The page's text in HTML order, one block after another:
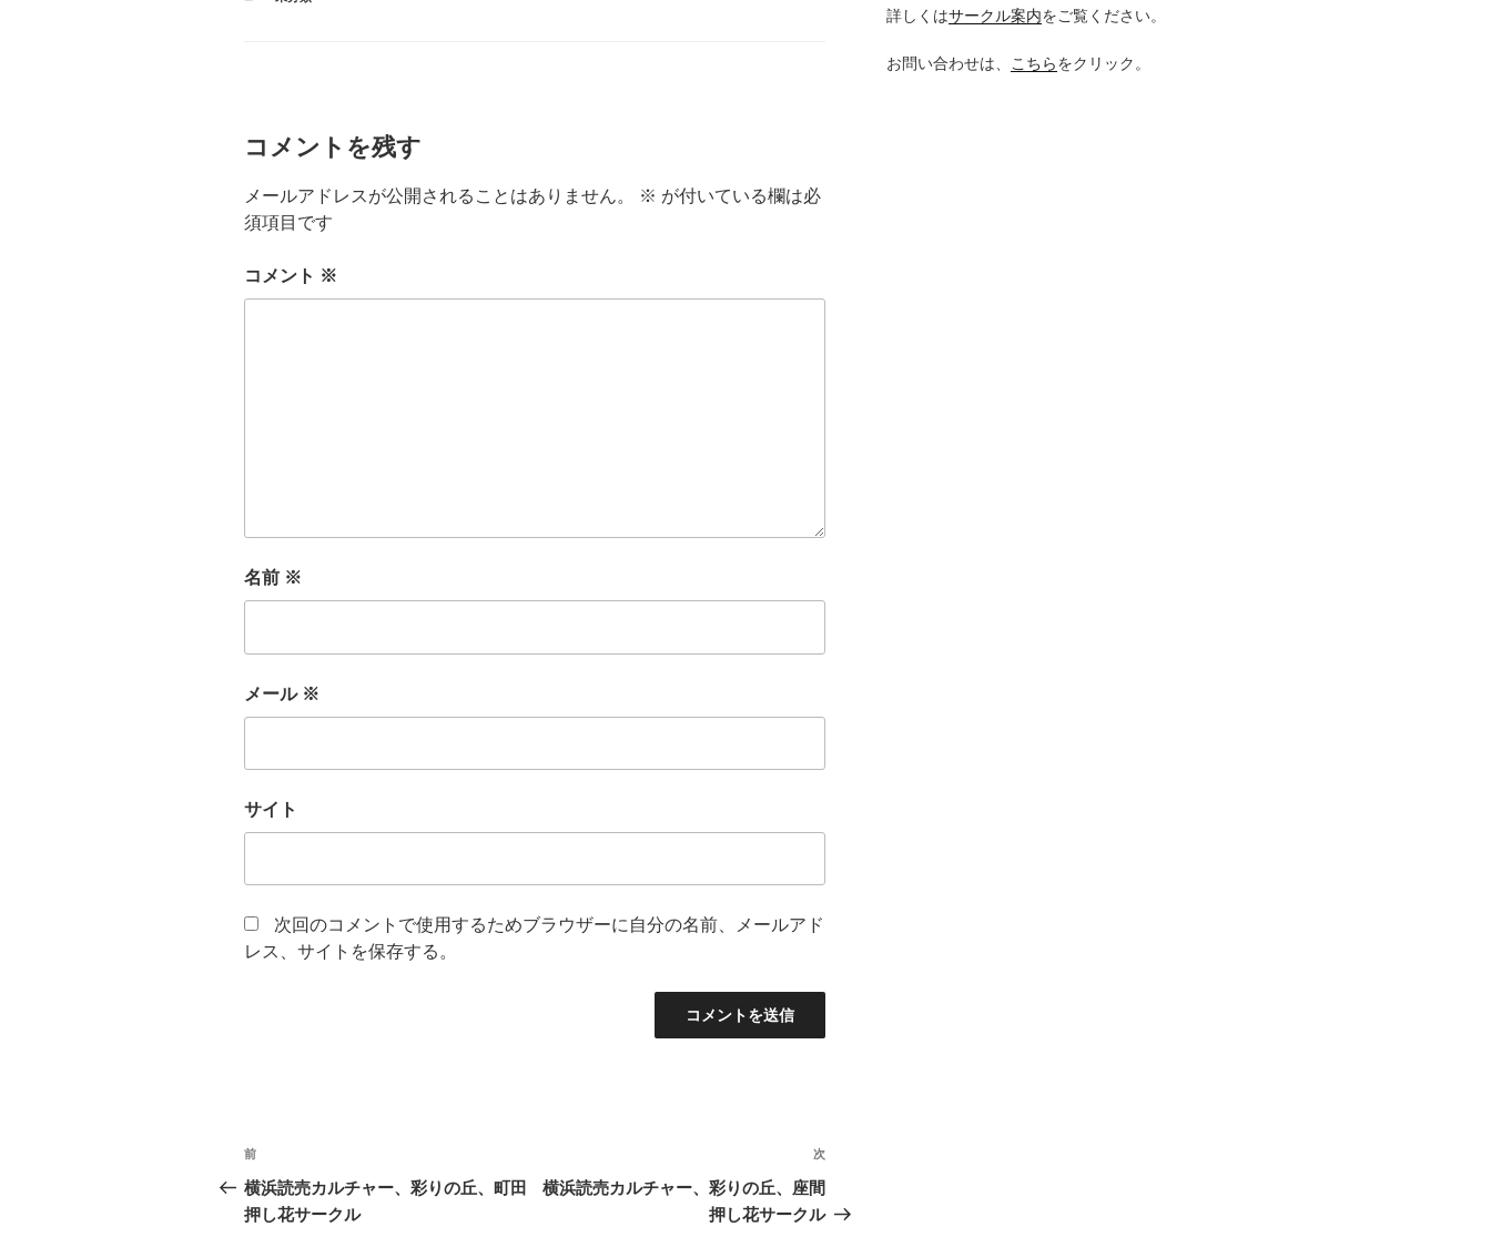
コメントを残す
メールアドレスが公開されることはありません。 ※ が付いている欄は必
須項目です
コメント ※
名前 ※
メール ※
サイト
次回のコメントで使用するためブラウザーに自分の名前、メールアド
レス、サイトを保存する。
投
稿
ナ
前
の
投
前
横浜読売カルチャー、彩りの丘、町田
押し花サークル
次
の
投
次
横浜読売カルチャー、彩りの丘、座間
押し花サークル
詳しくはサークル案内をご覧ください。
お問い合わせは、 こちらをクリック。